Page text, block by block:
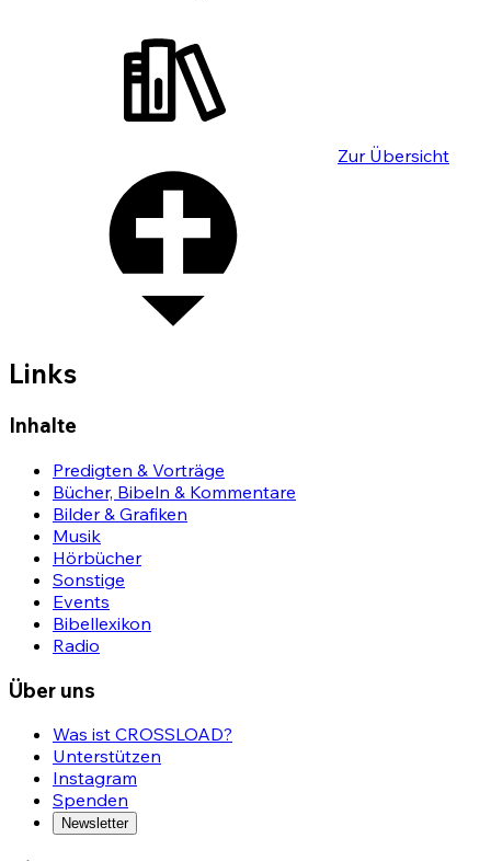
Zur Übersicht
Links
Inhalte
Predigten & Vorträge
Bücher, Bibeln & Kommentare
Bilder & Grafiken
Musik
Hörbücher
Sonstige
Events
Bibellexikon
Radio
Über uns
Was ist CROSSLOAD?
Unterstützen
Instagram
Spenden
Newsletter